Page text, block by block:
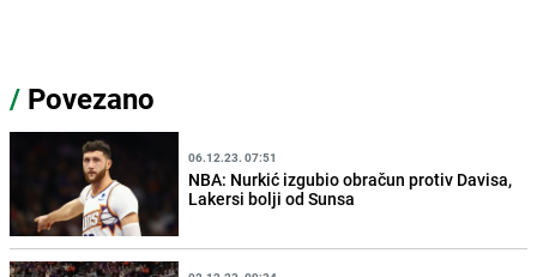
/ Povezano
06.12.23. 07:51
NBA: Nurkić izgubio obračun protiv Davisa,
Lakersi bolji od Sunsa